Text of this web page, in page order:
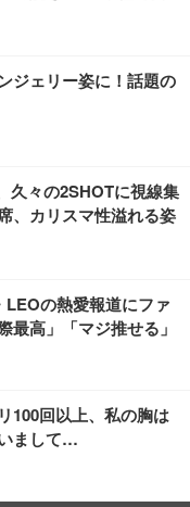
ジェリー姿に！話題の
久々の2SHOTに視線集
、カリスマ性溢れる姿
の熱愛報道にファ
最高」「マジ推せる」
100回以上、私の胸は
まして…